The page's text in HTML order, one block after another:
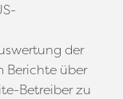
der
Berichte über
Betreiber zu